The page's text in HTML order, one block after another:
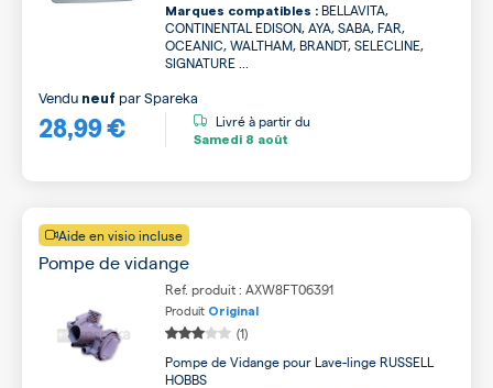
Marques compatibles : BELLAVITA,
CONTINENTAL EDISON, AYA, SABA, FAR,
OCEANIC, WALTHAM, BRANDT, SELECLINE,
SIGNATURE ...
28,99 €
Vendu neuf parSpareka
Livré à partir du
Samedi 8 août
Aide en visio incluse
Pompe de vidange
Ref. produit : AXW8FT06391
Produit Original
(1)
Pompe de Vidange pour Lave-linge RUSSELL
HOBBS